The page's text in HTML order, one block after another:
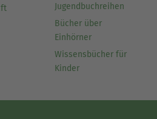
Jugendbuchreihen
Bücher über
Einhörner
Wissensbücher für
Kinder